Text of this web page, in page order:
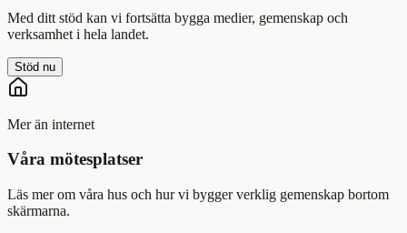
Med ditt stöd kan vi fortsätta bygga medier, gemenskap och
verksamhet i hela landet.
Stöd nu
Mer än internet
Våra mötesplatser
Läs mer om våra hus och hur vi bygger verklig gemenskap bortom
skärmarna.